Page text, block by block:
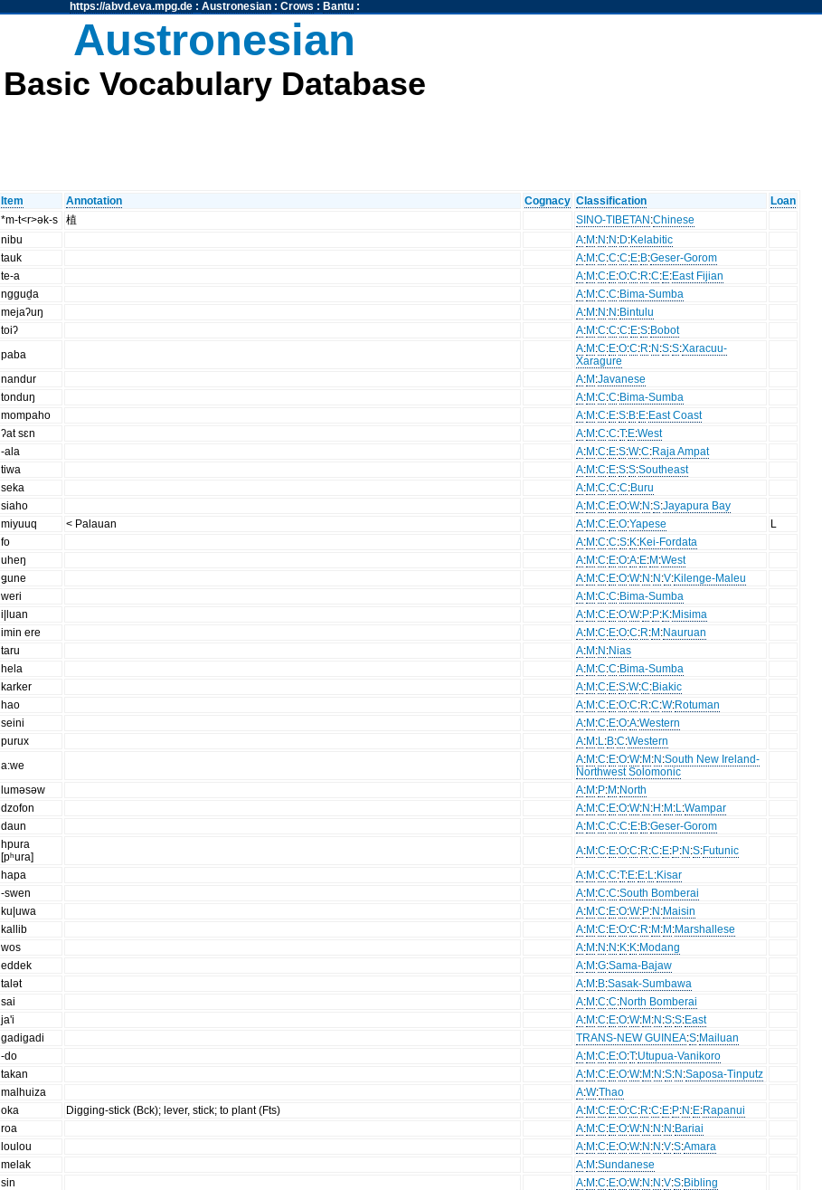
https://abvd.eva.mpg.de: Austronesian: Crows : Bantu:
Austronesian
Basic Vocabulary Database
Item Annotation Cognacy Classification
Loan
*m-t<r>ək-s 植 SINO-TIBETAN:Chinese
nibu A:M:N:N:D:Kelabitic
tauk A:M:C:C:C:E:B:Geser-Gorom
te-a A:M:C:E:O:C:R:C:E:East Fijian
ngguḏa A:M:C:C:Bima-Sumba
mejaʔuŋ A:M:N:N:Bintulu
toiʔ A:M:C:C:C:E:S:Bobot
paba A:M:C:E:O:C:R:N:S:S:Xaracuu-
Xaragure
nandur A:M:Javanese
tonduŋ A:M:C:C:Bima-Sumba
mompaho A:M:C:E:S:B:E:East Coast
ʔat sɛn A:M:C:C:T:E:West
-ala A:M:C:E:S:W:C:Raja Ampat
tiwa A:M:C:E:S:S:Southeast
seka A:M:C:C:C:Buru
siaho A:M:C:E:O:W:N:S:Jayapura Bay
miyuuq < Palauan A:M:C:E:O:Yapese
L
fo A:M:C:C:S:K:Kei-Fordata
uheŋ A:M:C:E:O:A:E:M:West
ǥune A:M:C:E:O:W:N:N:V:Kilenge-Maleu
weri A:M:C:C:Bima-Sumba
i|luan A:M:C:E:O:W:P:P:K:Misima
imin ere A:M:C:E:O:C:R:M:Nauruan
taru A:M:N:Nias
hela A:M:C:C:Bima-Sumba
karker A:M:C:E:S:W:C:Biakic
hao A:M:C:E:O:C:R:C:W:Rotuman
seini A:M:C:E:O:A:Western
purux A:M:L :B:C:Western
a:we A:M:C:E:O:W:M:N:South New Ireland-
Northwest Solomonic
luməsəw A:M:P:M:North
dzofon A:M:C:E:O:W:N:H:M:L :Wampar
daun A:M:C:C:C:E:B:Geser-Gorom
hpura
[pʰura]
A:M:C:E:O:C:R:C:E:P:N:S:Futunic
hapa A:M:C:C:T:E:E:L :Kisar
-swen A:M:C:C:South Bomberai
ku|uwa A:M:C:E:O:W:P:N:Maisin
kallib A:M:C:E:O:C:R:M:M:Marshallese
wos A:M:N:N:K:K:Modang
eddek A:M:G:Sama-Bajaw
talət A:M:B:Sasak-Sumbawa
sai A:M:C:C:North Bomberai
ja'i A:M:C:E:O:W:M:N:S:S:East
gadigadi TRANS-NEW GUINEA:S:Mailuan
-do A:M:C:E:O:T:Utupua-Vanikoro
takan A:M:C:E:O:W:M:N:S:N:Saposa-Tinputz
malhuiza A:W:Thao
oka Digging-stick (Bck); lever, stick; to plant (Fts) A:M:C:E:O:C:R:C:E:P:N:E:Rapanui
roa A:M:C:E:O:W:N:N:N:Bariai
loulou A:M:C:E:O:W:N:N:V:S:Amara
melak A:M:Sundanese
sin A:M:C:E:O:W:N:N:V:S:Bibling